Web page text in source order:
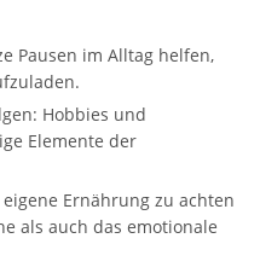
Pausen im Alltag helfen,
Hobbies und
Elemente der
Ernährung zu achten
als auch das emotionale